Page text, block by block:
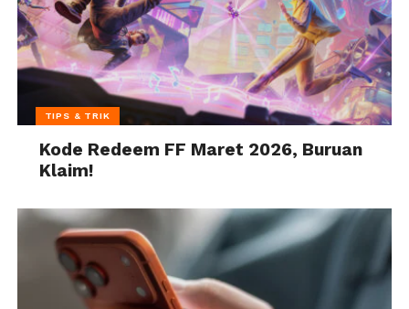
TIPS & TRIK
Kode Redeem FF Maret 2026, Buruan
Klaim!